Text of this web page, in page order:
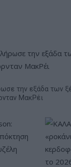
την εξάδα των
ΜακΡέι